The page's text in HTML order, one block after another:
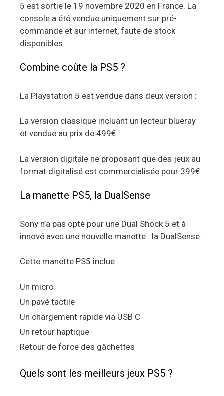
5 est sortie le 19 novembre 2020 en France. La
console a été vendue uniquement sur pré-
commande et sur internet, faute de stock
disponibles.
Combine coûte la PS5 ?
La Playstation 5 est vendue dans deux version :
La version classique incluant un lecteur blueray
et vendue au prix de 499€
La version digitale ne proposant que des jeux au
format digitalisé est commercialisée pour 399€
La manette PS5, la DualSense
Sony n’a pas opté pour une Dual Shock 5 et à
innové avec une nouvelle manette : la DualSense.
Cette manette PS5 inclue :
Un micro
Un pavé tactile
Un chargement rapide via USB C
Un retour haptique
Retour de force des gâchettes
Quels sont les meilleurs jeux PS5 ?